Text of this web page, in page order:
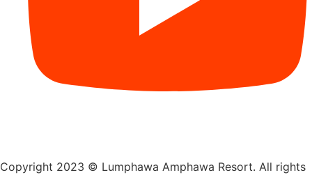
Copyright 2023 © Lumphawa Amphawa Resort. All rights